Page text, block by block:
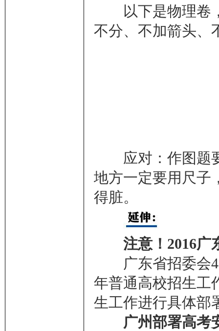
以下是物理卷，
不分、不加箭头、
应对：作图题要
地方一定要用尺子
得脏。
注意！2016广
广东省招委会4
年普通高校招生工
生工作进行具体部
广州部署高考